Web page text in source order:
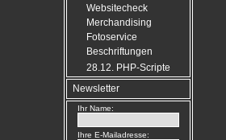
Websitecheck
Merchandising
Fotoservice
Beschriftungen
28.12. PHP-Scripte
Newsletter
Ihr Name:
Ihre E-Mailadresse: